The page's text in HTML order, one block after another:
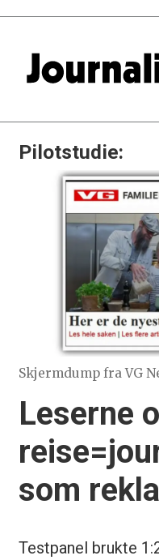
Pilotstudie:
Skjermdump fra VG
Leserne
som
Testpanel brukte